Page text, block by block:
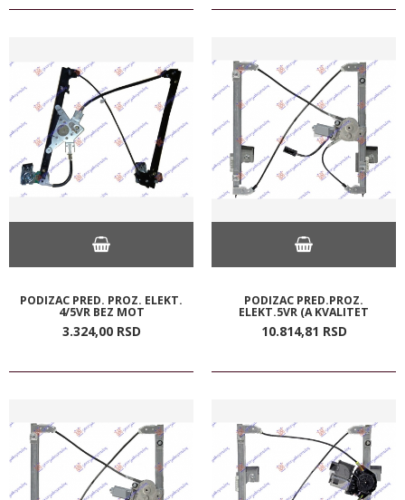
PODIZAC PRED. PROZ. ELEKT.
4/5VR BEZ MOT
3.324,00 RSD
PODIZAC PRED.PROZ.
ELEKT.5VR (A KVALITET
10.814,81 RSD